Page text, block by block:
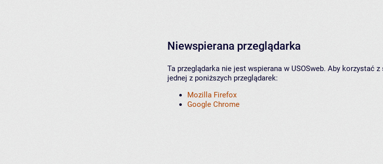
Niewspierana przeglądarka
Ta przeglądarka nie jest wspierana w USOSweb. Aby korzystać
jednej z poniższych przeglądarek:
Mozilla Firefox
Google Chrome